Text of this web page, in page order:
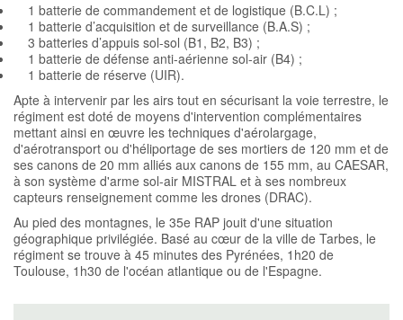
1 batterie de commandement et de logistique (B.C.L) ;
1 batterie d’acquisition et de surveillance (B.A.S) ;
3 batteries d’appuis sol-sol (B1, B2, B3) ;
1 batterie de défense anti-aérienne sol-air (B4) ;
1 batterie de réserve (UIR).
Apte à intervenir par les airs tout en sécurisant la voie terrestre, le
régiment est doté de moyens d'intervention complémentaires
mettant ainsi en œuvre les techni­ques d'aérolargage,
d'aérotransport ou d'héliportage de ses mortiers de 120 mm et de
ses canons de 20 mm alliés aux canons de 155 mm, au CAESAR,
à son système d'arme sol-air MISTRAL et à ses nombreux
capteurs renseignement comme les drones (DRAC).
Au pied des montagnes, le 35e RAP jouit d'une situation
géographique privilégiée. Basé au cœur de la ville de Tarbes, le
régiment se trouve à 45 minutes des Pyrénées, 1h20 de
Toulouse, 1h30 de l'océan atlantique ou de l'Espagne.